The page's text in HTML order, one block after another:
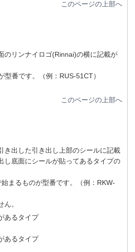
このページの上部へ
のリンナイロゴ(Rinnai)の横に記載が
型番です。（例：RUS-51CT）
このページの上部へ
き出した引き出し上部のシールに記載
し底面にシールが貼ってあるタイプの
まるものが型番です。（例：RKW-
。
あるタイプ
あるタイプ